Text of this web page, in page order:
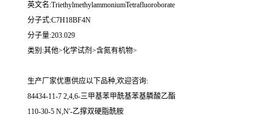
英文名:TriethylmethylammoniumTetrafluoroborate
分子式:C7H18BF4N
分子量:203.029
类别:其他>化学试剂>含氮有机物>
生产厂家优惠供应以下品种,欢迎咨询:
84434-11-7 2,4,6-三甲基苯甲酰基苯基膦酸乙酯
110-30-5 N,N'-乙撑双硬脂酰胺